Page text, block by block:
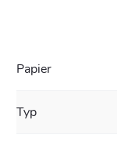
Papier
Typ